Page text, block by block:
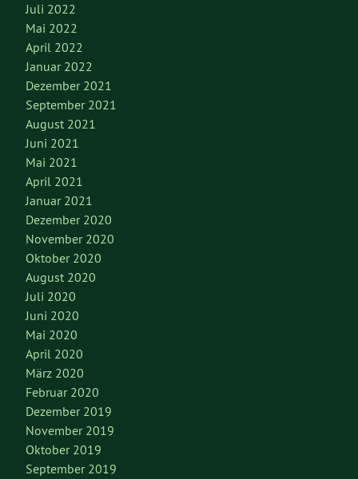
Juli 2022
Mai 2022
April 2022
Januar 2022
Dezember 2021
September 2021
August 2021
Juni 2021
Mai 2021
April 2021
Januar 2021
Dezember 2020
November 2020
Oktober 2020
August 2020
Juli 2020
Juni 2020
Mai 2020
April 2020
März 2020
Februar 2020
Dezember 2019
November 2019
Oktober 2019
September 2019